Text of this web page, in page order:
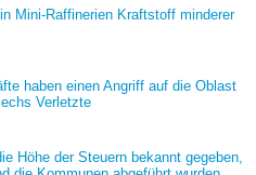
Mini-Raffinerien Kraftstoff minderer
haben einen Angriff auf die Oblast
Verletzte
Höhe der Steuern bekannt gegeben,